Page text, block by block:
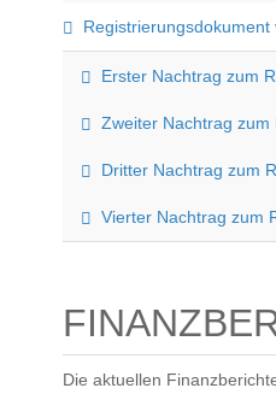
Erster Nachtrag zum
Zweiter Nachtrag
Dritter Nachtrag zum
Vierter Nachtrag zum
Die aktuellen